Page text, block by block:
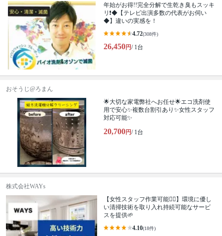
年始がお得!!完全分解で生乾き臭もスッキ
リ❗◆【テレビ出演多数の代表がお伺い
◆】違いの実感を！
4.72(308件)
26,450円/ 1台
おそうじ@ろまん
🌟大切な家電弊社へお任せ🌟エコ洗剤使
用で安心✨複数台割引あり✨女性スタッフ
対応可能✨
20,700円/ 1台
株式会社WAYs
【女性スタッフ作業可能🙆‍♀️】環境に優し
い清掃技術を取り入れ持続可能なサービ
スを提供🌱
4.10(18件)